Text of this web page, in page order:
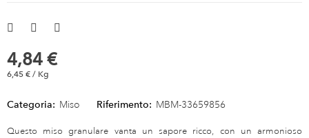
4,84 €
6,45 € / Kg
Categoria: Miso Riferimento: MBM-33659856
Questo miso granulare vanta un sapore ricco, con un armonioso